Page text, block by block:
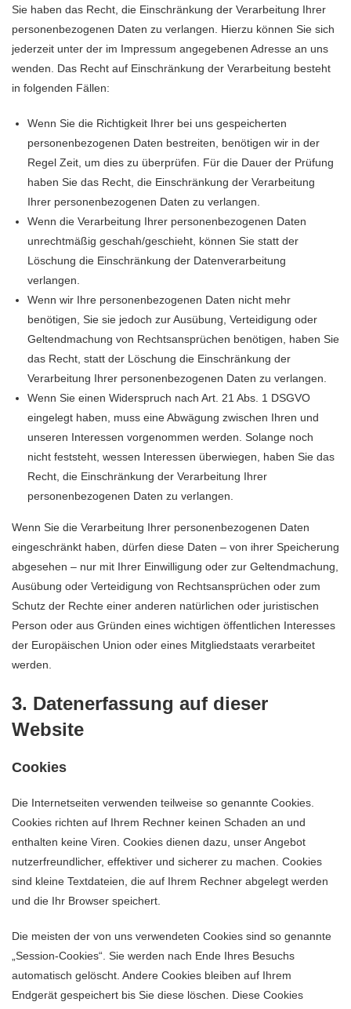
Sie haben das Recht, die Einschränkung der Verarbeitung Ihrer
personenbezogenen Daten zu verlangen. Hierzu können Sie sich
jederzeit unter der im Impressum angegebenen Adresse an uns
wenden. Das Recht auf Einschränkung der Verarbeitung besteht
in folgenden Fällen:
Wenn Sie die Richtigkeit Ihrer bei uns gespeicherten
personenbezogenen Daten bestreiten, benötigen wir in der
Regel Zeit, um dies zu überprüfen. Für die Dauer der Prüfung
haben Sie das Recht, die Einschränkung der Verarbeitung
Ihrer personenbezogenen Daten zu verlangen.
Wenn die Verarbeitung Ihrer personenbezogenen Daten
unrechtmäßig geschah/geschieht, können Sie statt der
Löschung die Einschränkung der Datenverarbeitung
verlangen.
Wenn wir Ihre personenbezogenen Daten nicht mehr
benötigen, Sie sie jedoch zur Ausübung, Verteidigung oder
Geltendmachung von Rechtsansprüchen benötigen, haben Sie
das Recht, statt der Löschung die Einschränkung der
Verarbeitung Ihrer personenbezogenen Daten zu verlangen.
Wenn Sie einen Widerspruch nach Art. 21 Abs. 1 DSGVO
eingelegt haben, muss eine Abwägung zwischen Ihren und
unseren Interessen vorgenommen werden. Solange noch
nicht feststeht, wessen Interessen überwiegen, haben Sie das
Recht, die Einschränkung der Verarbeitung Ihrer
personenbezogenen Daten zu verlangen.
Wenn Sie die Verarbeitung Ihrer personenbezogenen Daten
eingeschränkt haben, dürfen diese Daten – von ihrer Speicherung
abgesehen – nur mit Ihrer Einwilligung oder zur Geltendmachung,
Ausübung oder Verteidigung von Rechtsansprüchen oder zum
Schutz der Rechte einer anderen natürlichen oder juristischen
Person oder aus Gründen eines wichtigen öffentlichen Interesses
der Europäischen Union oder eines Mitgliedstaats verarbeitet
werden.
3. Datenerfassung auf dieser
Website
Cookies
Die Internetseiten verwenden teilweise so genannte Cookies.
Cookies richten auf Ihrem Rechner keinen Schaden an und
enthalten keine Viren. Cookies dienen dazu, unser Angebot
nutzerfreundlicher, effektiver und sicherer zu machen. Cookies
sind kleine Textdateien, die auf Ihrem Rechner abgelegt werden
und die Ihr Browser speichert.
Die meisten der von uns verwendeten Cookies sind so genannte
„Session-Cookies“. Sie werden nach Ende Ihres Besuchs
automatisch gelöscht. Andere Cookies bleiben auf Ihrem
Endgerät gespeichert bis Sie diese löschen. Diese Cookies